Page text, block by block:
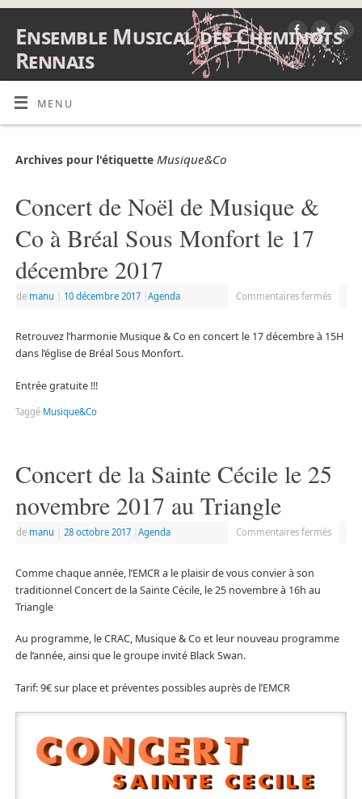
Ensemble Musical des Cheminots
Rennais
ENSEMBLE MUSICAL DES CHEMINOTS RENNAIS
MENU
Archives pour l'étiquette Musique&Co
Concert de Noël de Musique &
Co à Bréal Sous Monfort le 17
décembre 2017
de manu 10 décembre 2017 Agenda Commentaires fermés
Retrouvez l’harmonie Musique & Co en concert le 17 décembre à 15H
dans l’église de Bréal Sous Monfort.
Entrée gratuite !!!
Taggé Musique&Co
Concert de la Sainte Cécile le 25
novembre 2017 au Triangle
de manu 28 octobre 2017 Agenda Commentaires fermés
Comme chaque année, l’EMCR a le plaisir de vous convier à son
traditionnel Concert de la Sainte Cécile, le 25 novembre à 16h au
Triangle
Au programme, le CRAC, Musique & Co et leur nouveau programme
de l’année, ainsi que le groupe invité Black Swan.
Tarif: 9€ sur place et préventes possibles auprès de l’EMCR